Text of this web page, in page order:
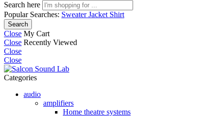
Search here
Popular Searches: SweaterJacket Shirt
Search
Close My Cart
Close Recently Viewed
Close
Close
Categories
audio
amplifiers
Home theatre systems